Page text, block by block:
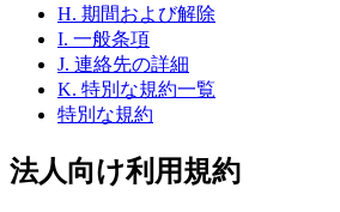
H. 期間および解除
I. 一般条項
J. 連絡先の詳細
K. 特別な規約一覧
特別な規約
法人向け利用規約